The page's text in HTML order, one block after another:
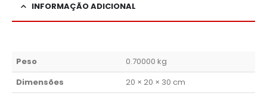
INFORMAÇÃO ADICIONAL
Peso
0.70000 kg
Dimensões
20 × 20 × 30 cm